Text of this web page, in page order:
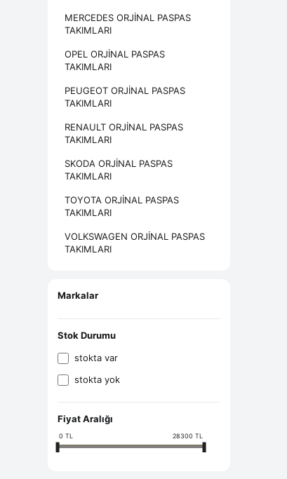
MERCEDES ORJİNAL PASPAS
TAKIMLARI
OPEL ORJİNAL PASPAS
TAKIMLARI
PEUGEOT ORJİNAL PASPAS
TAKIMLARI
RENAULT ORJİNAL PASPAS
TAKIMLARI
SKODA ORJİNAL PASPAS
TAKIMLARI
TOYOTA ORJİNAL PASPAS
TAKIMLARI
VOLKSWAGEN ORJİNAL PASPAS
TAKIMLARI
Markalar
Stok Durumu
stokta var
stokta yok
Fiyat Aralığı
0 TL 28300 TL